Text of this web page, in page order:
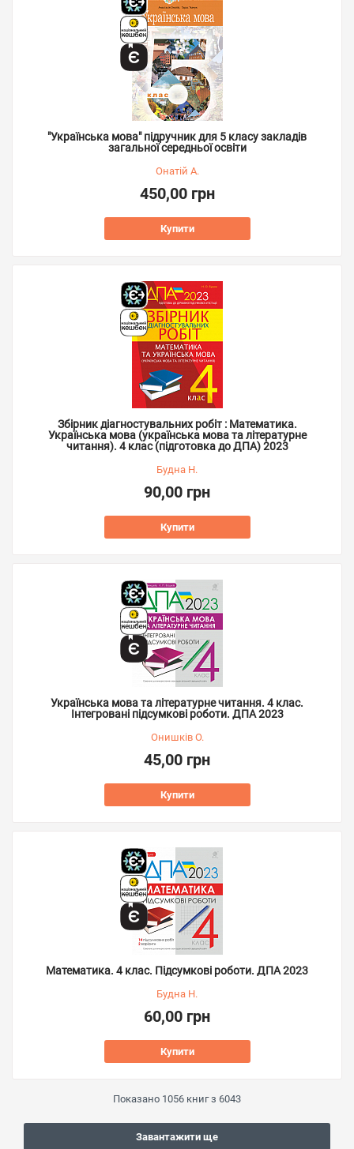
"Українська мова" підручник для 5 класу закладів
загальної середньої освіти
Онатій А.
450,00 грн
Купити
Збірник діагностувальних робіт : Математика.
Українська мова (українська мова та літературне
читання). 4 клас (підготовка до ДПА) 2023
Будна Н.
90,00 грн
Купити
Українська мова та літературне читання. 4 клас.
Інтегровані підсумкові роботи. ДПА 2023
Онишків О.
45,00 грн
Купити
Математика. 4 клас. Підсумкові роботи. ДПА 2023
Будна Н.
60,00 грн
Купити
Показано 1056 книг з 6043
Завантажити ще